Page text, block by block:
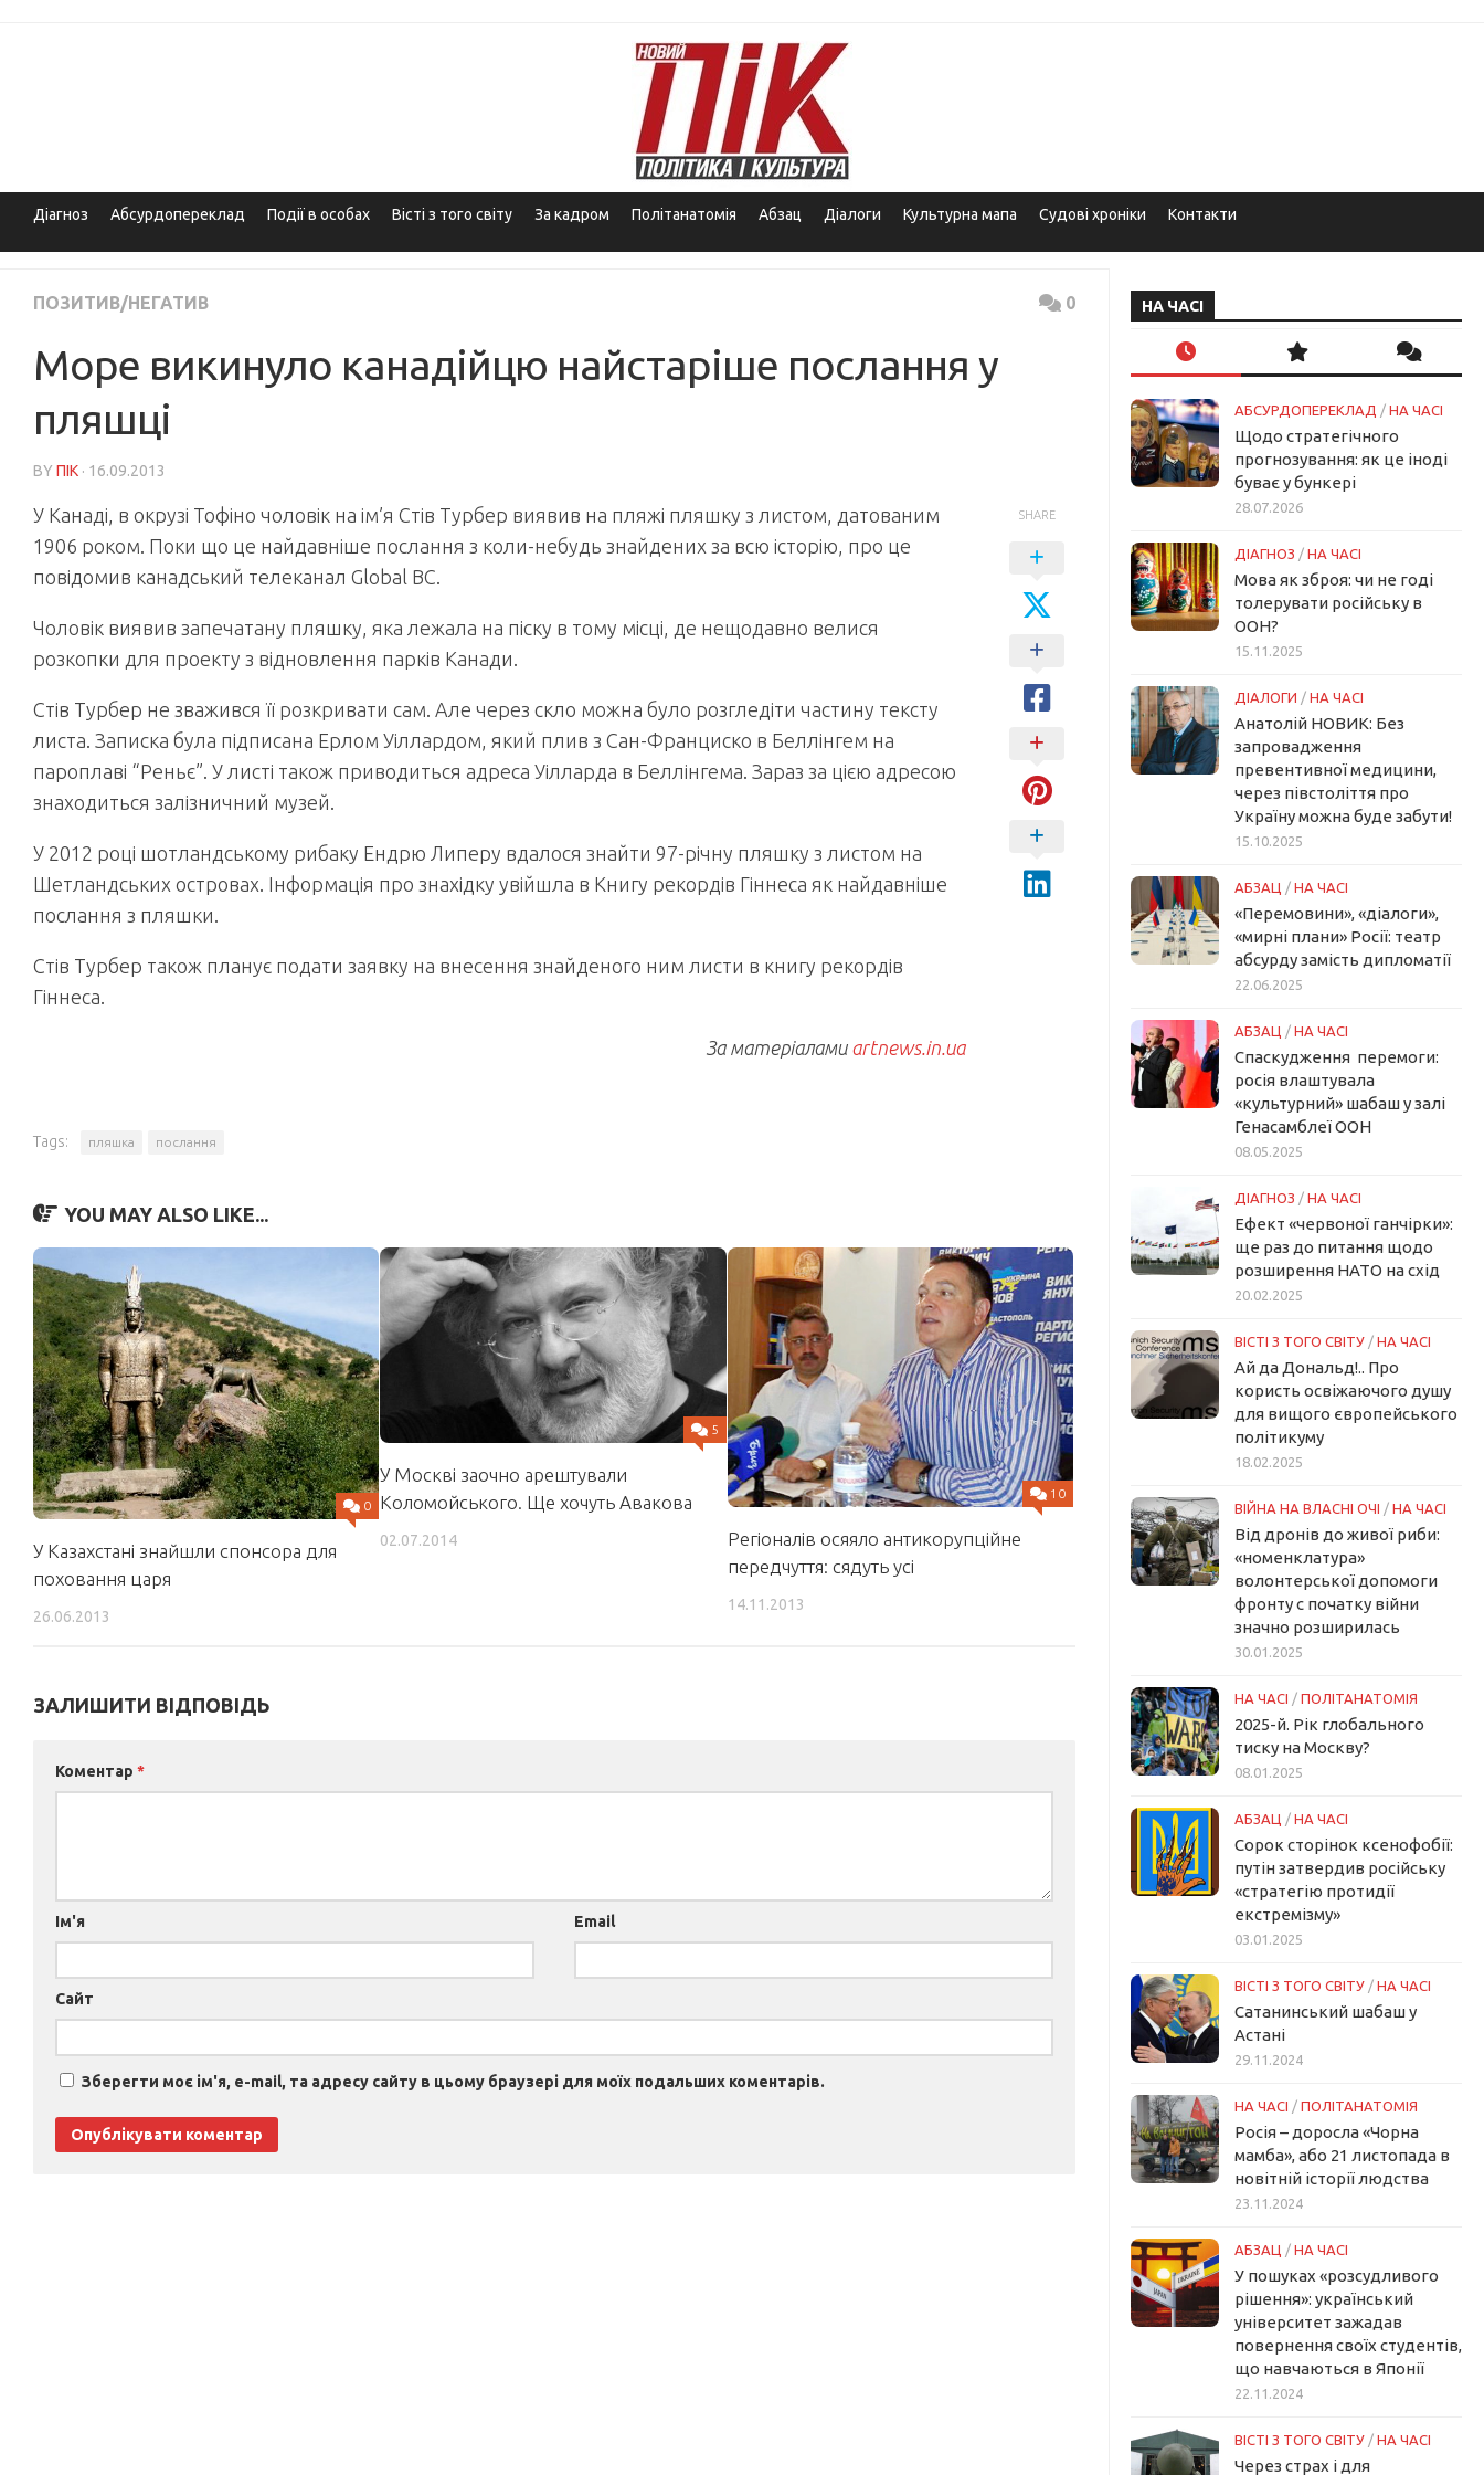
Діагноз Абсурдопереклад Події в особах Вісті з того світу За кадром Політанатомія Абзац Діалоги Культурна мапа Судові хроніки Контакти
ПОЗИТИВ/НЕГАТИВ 0
Море викинуло канадійцю найстаріше послання у
пляшці
BY ПІК · 16.09.2013
У Канаді, в окрузі Тофіно чоловік на ім’я Стів Турбер виявив на пляжі пляшку з листом, датованим
1906 роком. Поки що це найдавніше послання з коли-небудь знайдених за всю історію, про це
повідомив канадський телеканал Global BC.
Чоловік виявив запечатану пляшку, яка лежала на піску в тому місці, де нещодавно велися
розкопки для проекту з відновлення парків Канади.
Стів Турбер не зважився її розкривати сам. Але через скло можна було розгледіти частину тексту
листа. Записка була підписана Ерлом Уіллардом, який плив з Сан-Франциско в Беллінгем на
пароплаві “Реньє”. У листі також приводиться адреса Уілларда в Беллінгема. Зараз за цією адресою
знаходиться залізничний музей.
У 2012 році шотландському рибаку Ендрю Липеру вдалося знайти 97-річну пляшку з листом на
Шетландських островах. Інформація про знахідку увійшла в Книгу рекордів Гіннеса як найдавніше
послання з пляшки.
Стів Турбер також планує подати заявку на внесення знайденого ним листи в книгу рекордів
Гіннеса.
За матеріалами artnews.in.ua
SHARE
Tags: пляшка послання
YOU MAY ALSO LIKE...
0
У Казахстані знайшли спонсора для
поховання царя
26.06.2013
5
У Москві заочно арештували
Коломойського. Ще хочуть Авакова
02.07.2014
10
Регіоналів осяяло антикорупційне
передчуття: сядуть усі
14.11.2013
ЗАЛИШИТИ ВІДПОВІДЬ
Коментар *
Ім'я Email
Сайт
Зберегти моє ім'я, e-mail, та адресу сайту в цьому браузері для моїх подальших коментарів.
НА ЧАСІ
АБСУРДОПЕРЕКЛАД / НА ЧАСІ
Щодо стратегічного
прогнозування: як це іноді
буває у бункері
28.07.2026
ДІАГНОЗ / НА ЧАСІ
Мова як зброя: чи не годі
толерувати російську в
ООН?
15.11.2025
ДІАЛОГИ / НА ЧАСІ
Анатолій НОВИК: Без
запровадження
превентивної медицини,
через півстоліття про
Україну можна буде забути!
15.10.2025
АБЗАЦ / НА ЧАСІ
«Перемовини», «діалоги»,
«мирні плани» Росії: театр
абсурду замість дипломатії
22.06.2025
АБЗАЦ / НА ЧАСІ
Спаскудження перемоги:
росія влаштувала
«культурний» шабаш у залі
Генасамблеї ООН
08.05.2025
ДІАГНОЗ / НА ЧАСІ
Ефект «червоної ганчірки»:
ще раз до питання щодо
розширення НАТО на схід
20.02.2025
ВІСТІ З ТОГО СВІТУ / НА ЧАСІ
Ай да Дональд!.. Про
користь освіжаючого душу
для вищого європейського
політикуму
18.02.2025
ВІЙНА НА ВЛАСНІ ОЧІ / НА ЧАСІ
Від дронів до живої риби:
«номенклатура»
волонтерської допомоги
фронту с початку війни
значно розширилась
30.01.2025
НА ЧАСІ / ПОЛІТАНАТОМІЯ
2025-й. Рік глобального
тиску на Москву?
08.01.2025
АБЗАЦ / НА ЧАСІ
Сорок сторінок ксенофобії:
путін затвердив російську
«стратегію протидії
екстремізму»
03.01.2025
ВІСТІ З ТОГО СВІТУ / НА ЧАСІ
Сатанинський шабаш у
Астані
29.11.2024
НА ЧАСІ / ПОЛІТАНАТОМІЯ
Росія – доросла «Чорна
мамба», або 21 листопада в
новітній історії людства
23.11.2024
АБЗАЦ / НА ЧАСІ
У пошуках «розсудливого
рішення»: український
університет зажадав
повернення своїх студентів,
що навчаються в Японії
22.11.2024
ВІСТІ З ТОГО СВІТУ / НА ЧАСІ
Через страх і для